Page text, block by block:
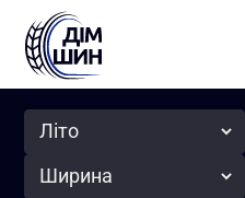
Сезон
Ширина